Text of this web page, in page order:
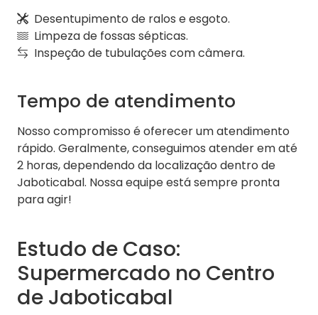
Desentupimento de ralos e esgoto.
Limpeza de fossas sépticas.
Inspeção de tubulações com câmera.
Tempo de atendimento
Nosso compromisso é oferecer um atendimento
rápido. Geralmente, conseguimos atender em até
2 horas, dependendo da localização dentro de
Jaboticabal. Nossa equipe está sempre pronta
para agir!
Estudo de Caso:
Supermercado no Centro
de Jaboticabal